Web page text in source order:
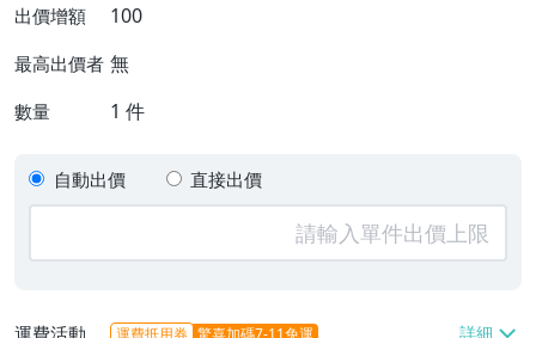
出價增額 100
最高出價者 無
數量 1 件
自動出價 直接出價
運費抵用券 驚喜加碼7-11免運